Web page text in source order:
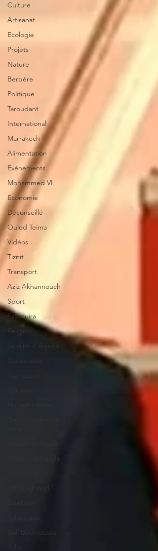
Culture
Artisanat
Ecologie
Projets
Nature
Berbère
Politique
Taroudant
International
Marrakech
Alimentation
Evénements
Mohammed VI
Economie
Déconseillé
Ouled Teima
Vidéos
Tiznit
Transport
Aziz Akhannouch
Sport
Essaouira
Religion
Jardins d'Agadir
Médina d'Agadir
Sidi Boumoussa